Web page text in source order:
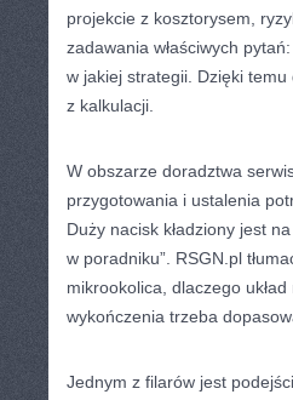
projekcie z kosztorysem,
zadawania właściwych
w jakiej strategii. Dzięki
z kalkulacji.
W obszarze doradztwa
przygotowania i ustalenia
Duży nacisk kładziony jest
w poradniku”. RSGN.pl
mikrookolica, dlaczego
wykończenia trzeba
Jednym z filarów jest